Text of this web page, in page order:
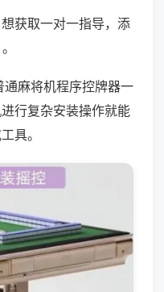
获取一对一指导，添
麻将机程序控牌器一
行复杂安装操作就能
具。